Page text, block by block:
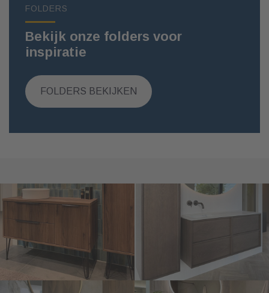
FOLDERS
Bekijk onze folders voor
inspiratie
FOLDERS BEKIJKEN